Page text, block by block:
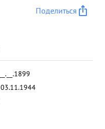
Поделиться
__.__.1899
03.11.1944